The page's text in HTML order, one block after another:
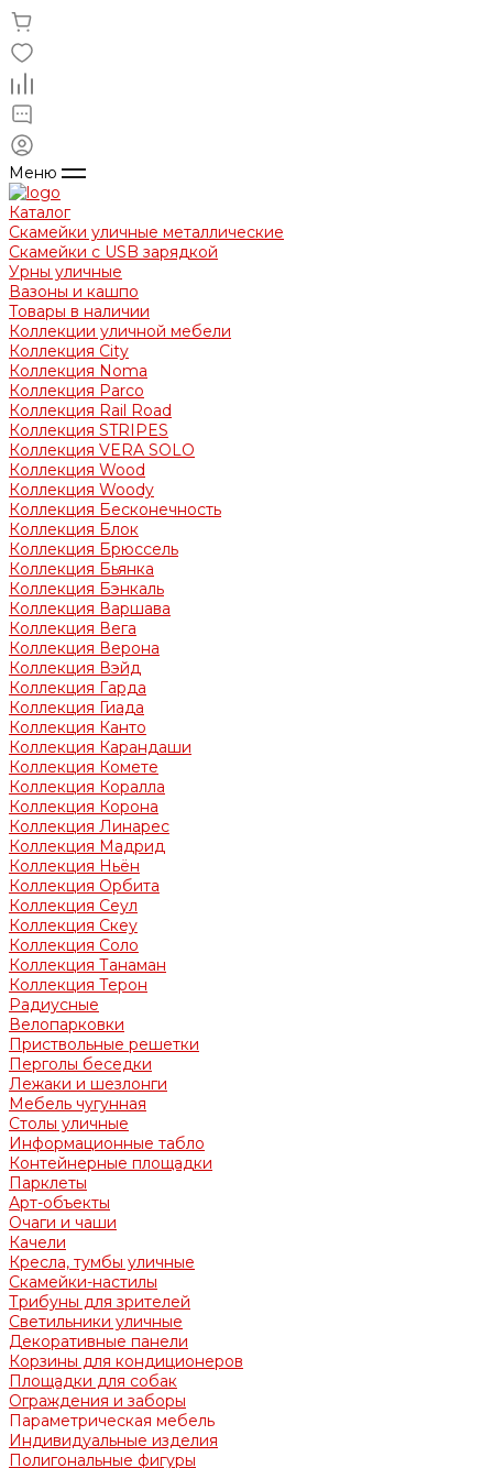
Меню
Каталог
Скамейки уличные металлические
Скамейки с USB зарядкой
Урны уличные
Вазоны и кашпо
Товары в наличии
Коллекции уличной мебели
Коллекция City
Коллекция Noma
Коллекция Parco
Коллекция Rail Road
Коллекция STRIPES
Коллекция VERA SOLO
Коллекция Wood
Коллекция Woody
Коллекция Бесконечность
Коллекция Блок
Коллекция Брюссель
Коллекция Бьянка
Коллекция Бэнкаль
Коллекция Варшава
Коллекция Вега
Коллекция Верона
Коллекция Вэйд
Коллекция Гарда
Коллекция Гиада
Коллекция Канто
Коллекция Карандаши
Коллекция Комете
Коллекция Коралла
Коллекция Корона
Коллекция Линарес
Коллекция Мадрид
Коллекция Ньён
Коллекция Орбита
Коллекция Сеул
Коллекция Скеу
Коллекция Соло
Коллекция Танаман
Коллекция Терон
Радиусные
Велопарковки
Приствольные решетки
Перголы беседки
Лежаки и шезлонги
Мебель чугунная
Столы уличные
Информационные табло
Контейнерные площадки
Парклеты
Арт-объекты
Очаги и чаши
Качели
Кресла, тумбы уличные
Скамейки-настилы
Трибуны для зрителей
Светильники уличные
Декоративные панели
Корзины для кондиционеров
Площадки для собак
Ограждения и заборы
Параметрическая мебель
Индивидуальные изделия
Полигональные фигуры